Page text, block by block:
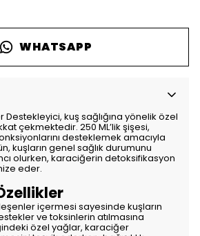
WHATSAPP
Destekleyici, kuş sağlığına yönelik özel
çekmektedir. 250 ML’lik şişesi,
desteklemek amacıyla
kuşların genel sağlık durumunu
olurken, karaciğerin detoksifikasyon
eder.
içermesi sayesinde kuşların
ve toksinlerin atılmasına
özel yağlar, karaciğer